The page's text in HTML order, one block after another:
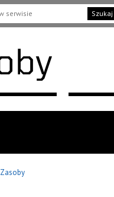
Szukaj
Zasoby